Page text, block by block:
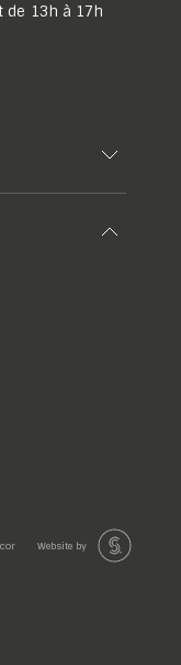
de 13h à 17h
Website by